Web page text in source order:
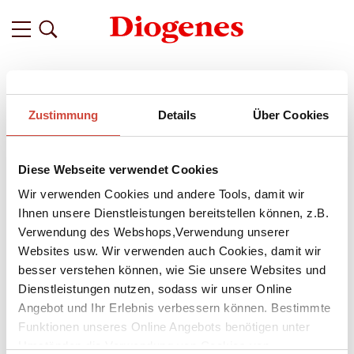
Zustimmung Details Über Cookies
Diese Webseite verwendet Cookies
Wir verwenden Cookies und andere Tools, damit wir
Ihnen unsere Dienstleistungen bereitstellen können, z.B.
Verwendung des Webshops,Verwendung unserer
Websites usw. Wir verwenden auch Cookies, damit wir
besser verstehen können, wie Sie unsere Websites und
Dienstleistungen nutzen, sodass wir unser Online
Angebot und Ihr Erlebnis verbessern können. Bestimmte
Funktionen unseres Online Angebots benötigen unter
Related Featured
vor 12 Jahren
Die Diogenes Vertreterkonferenz
Gestern ging sie zu Ende, die Diogenes Vertreterkonferenz
die zweimal jährlich hier im Verlag an der Sprecherstrasse 8 in
Zürich stattfindet. Von Montag an wurde rückblickend das
vergangene Programm besprochen und das neue von den
Lektorinnen enthusiastisch vorgestellt. Es wurde
leidenschaftlich diskutiert über Marketingaktionen und
Verkaufsstrategien sowie engagiert debattiert über